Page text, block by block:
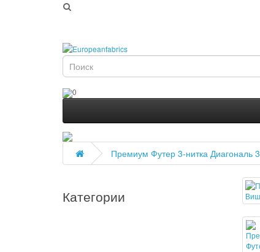
0
Премиум Футер 3-нитка
Категории